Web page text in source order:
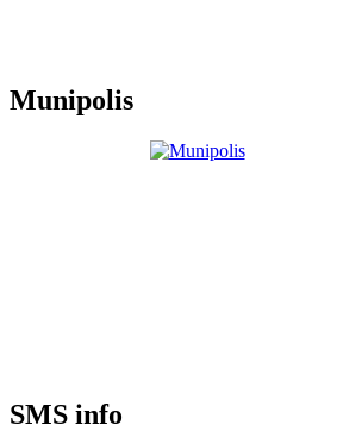
Munipolis
SMS info